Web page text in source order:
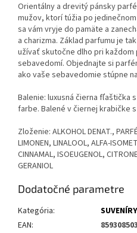
Orientálny a drevitý pánsky
mužov, ktorí túžia po
sa vám vryje do pamäte a
a charizma. Základ parfumu je
užívať skutočne dlho pri každom
sebavedomí. Objednajte si
ako vaše sebavedomie stúpne
Balenie: luxusná čierna fľaštička
farbe. Balené v čiernej krabičke s
Zloženie: ALKOHOL DENAT.,
LIMONEN, LINALOOL, ALFA-
CINNAMAL, ISOEUGENOL,
GERANIOL
Dodatočné parametre
Kategória:
EAN: